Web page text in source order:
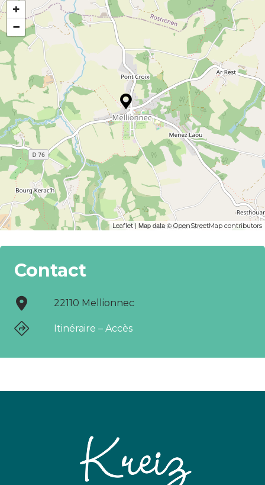
+
−
Leaflet | Map data ©OpenStreetMap contributors
Contact
22110 Mellionnec
Itinéraire – Accès